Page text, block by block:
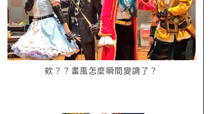
欸？？畫風怎麼瞬間變調了？